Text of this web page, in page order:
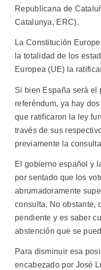
Republicana de
Catalunya, ERC).
La Constitución
la totalidad de los
Europea (UE) la
Si bien España será el
referéndum, ya hay
que ratificaron la ley
través de sus
previamente la
El gobierno español y
por sentado que los
abrumadoramente
consulta. No obstante,
pendiente y es saber
abstención que se
Para disminuir esa
encabezado por José